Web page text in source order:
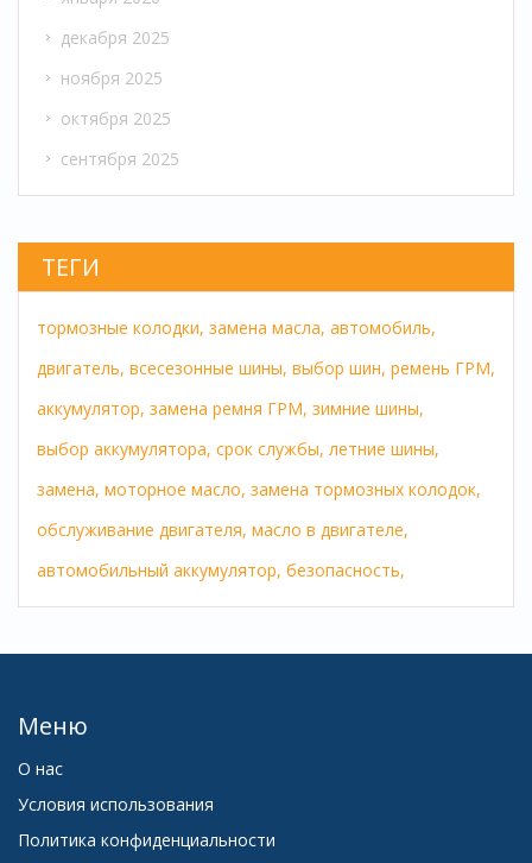
декабря 2025
ноября 2025
октября 2025
сентября 2025
ТЕГИ
тормозные колодки, замена масла, автомобиль,
двигатель, всесезонные шины, выбор шин, ремень ГРМ,
аккумулятор, замена ремня ГРМ, зимние шины,
выбор аккумулятора, срок службы, летние шины,
замена, моторное масло, замена тормозных колодок,
обслуживание двигателя, масло в двигателе,
автомобильный аккумулятор, безопасность,
Меню
О нас
Условия использования
Политика конфиденциальности